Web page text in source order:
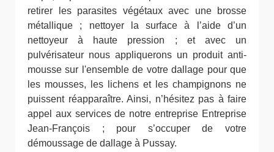
retirer les parasites végétaux avec une brosse
métallique ; nettoyer la surface à l’aide d’un
nettoyeur à haute pression ; et avec un
pulvérisateur nous appliquerons un produit anti-
mousse sur l'ensemble de votre dallage pour que
les mousses, les lichens et les champignons ne
puissent réapparaître. Ainsi, n’hésitez pas à faire
appel aux services de notre entreprise Entreprise
Jean-François ; pour s’occuper de votre
démoussage de dallage à Pussay.